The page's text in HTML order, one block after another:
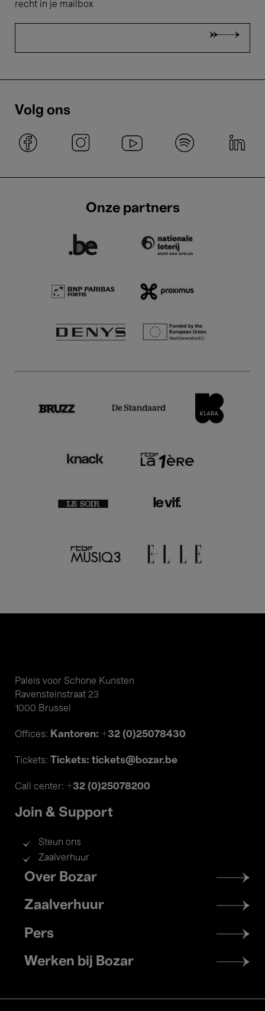
recht in je mailbox
Volg ons
Onze partners
Paleis voor Schone Kunsten
Ravensteinstraat 23
1000 Brussel
Offices: Kantoren: +32 (0)25078430
Tickets: Tickets: tickets@bozar.be
Call center: +32 (0)25078200
Join & Support
Steun ons
Zaalverhuur
Footer
menu
Over Bozar
Zaalverhuur
Pers
Werken bij Bozar